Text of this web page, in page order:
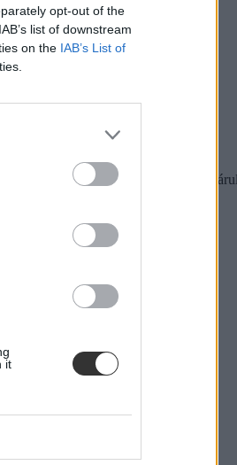
opt-out of the
list of downstream
on the IAB’s List of
it
egészségbiztosítási és